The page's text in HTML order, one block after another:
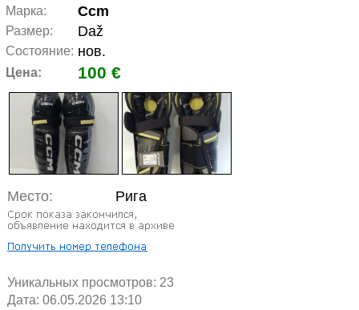
Марка: Ccm
Размер: Daž
Состояние: нов.
Цена: 100 €
Место: Рига
Уникальных просмотров: 23
Дата: 06.05.2026 13:10